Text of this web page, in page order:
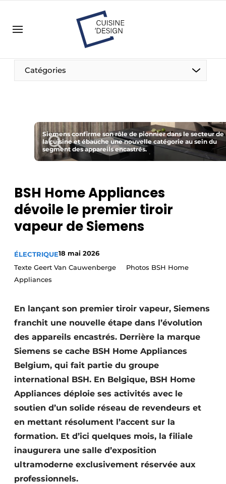
Contact direct
Emploi
Enregistrer une offre d’emploi
Meest gelezen
Podcasts
S’inscrire à l’événement
S’inscrire
Termes et conditions
Catégories
Siemens confirme son rôle de pionnier dans le secteur de
la cuisine et ébauche une nouvelle catégorie au sein du
segment des appareils encastrés.
BSH Home Appliances
dévoile le premier tiroir
vapeur de Siemens
ÉLECTRIQUE18 mai 2026
Texte Geert Van Cauwenberge Photos BSH Home
Appliances
En lançant son premier tiroir vapeur, Siemens
franchit une nouvelle étape dans l’évolution
des appareils encastrés. Derrière la marque
Siemens se cache BSH Home Appliances
Belgium, qui fait partie du groupe
international BSH. En Belgique, BSH Home
Appliances déploie ses activités avec le
soutien d’un solide réseau de revendeurs et
en mettant résolument l’accent sur la
formation. Et d’ici quelques mois, la filiale
inaugurera une salle d’exposition
ultramoderne exclusivement réservée aux
professionnels.